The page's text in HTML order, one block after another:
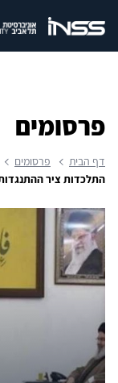
פרסומים
דף הבית פרסומים
התלכדות ציר